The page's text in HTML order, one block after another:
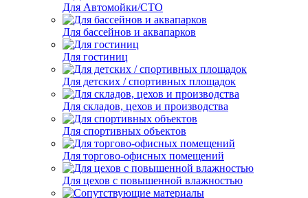
Для Автомойки/СТО
Для бассейнов и аквапарков
Для гостиниц
Для детских / спортивных площадок
Для складов, цехов и производства
Для спортивных объектов
Для торгово-офисных помещений
Для цехов с повышенной влажностью